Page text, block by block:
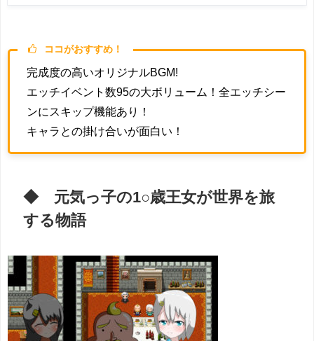
ココがおすすめ！
完成度の高いオリジナルBGM!
エッチイベント数95の大ボリューム！全エッチシー
ンにスキップ機能あり！
キャラとの掛け合いが面白い！
◆ 元気っ子の1○歳王女が世界を旅
する物語